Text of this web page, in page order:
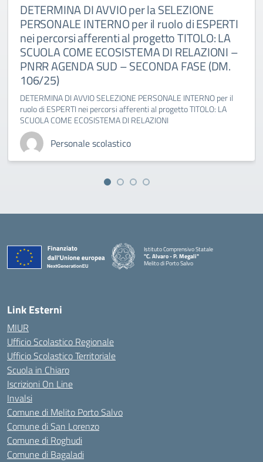
DETERMINA DI AVVIO per la SELEZIONE
PERSONALE INTERNO per il ruolo di ESPERTI
nei percorsi afferenti al progetto TITOLO: LA
SCUOLA COME ECOSISTEMA DI RELAZIONI –
PNRR AGENDA SUD – SECONDA FASE (DM.
106/25)
DETERMINA DI AVVIO SELEZIONE PERSONALE INTERNO per il
ruolo di ESPERTI nei percorsi afferenti al progetto TITOLO: LA
SCUOLA COME ECOSISTEMA DI RELAZIONI
Personale scolastico
Istituto Comprensivo Statale
"C. Alvaro - P. Megali"
Melito di Porto Salvo
Link Esterni
MIUR
Ufficio Scolastico Regionale
Ufficio Scolastico Territoriale
Scuola in Chiaro
Iscrizioni On Line
Invalsi
Comune di Melito Porto Salvo
Comune di San Lorenzo
Comune di Roghudi
Comune di Bagaladi